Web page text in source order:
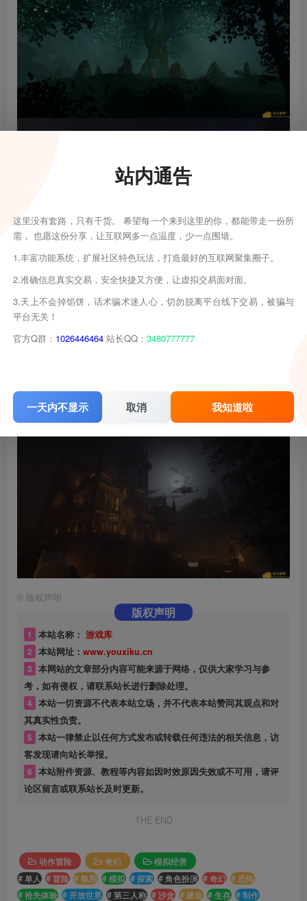
© 版权声明
版权声明
1 本站名称： 游戏库
2 本站网址： www.youxiku.cn
3 本网站的文章部分内容可能来源于网络，仅供大家学习与参
考，如有侵权，请联系站长进行删除处理。
4 本站一切资源不代表本站立场，并不代表本站赞同其观点和对
其真实性负责。
5 本站一律禁止以任何方式发布或转载任何违法的相关信息，访
客发现请向站长举报。
6 本站附件资源、教程等内容如因时效原因失效或不可用，请评
论区留言或联系站长及时更新。
THE END
动作冒险 奇幻
模拟经营
# 单人 # 冒险 # 氛围 # 模拟 # 探索 # 角色扮演 # 奇幻 # 恐怖
# 抢先体验 # 开放世界 # 第三人称 # 沙盒 # 建造 # 生存 # 制作
站内通告
这里没有套路，只有干货。 希望每一个来到这里的你，都能带走一份所
需， 也愿这份分享，让互联网多一点温度，少一点围墙。
1.丰富功能系统，扩展社区特色玩法，打造最好的互联网聚集圈子。
2.准确信息真实交易，安全快捷又方便，让虚拟交易面对面。
3.天上不会掉馅饼，话术骗术迷人心，切勿脱离平台线下交易，被骗与
平台无关！
官方Q群： 1026446464 站长QQ： 3480777777
一天内不显示 取消 我知道啦